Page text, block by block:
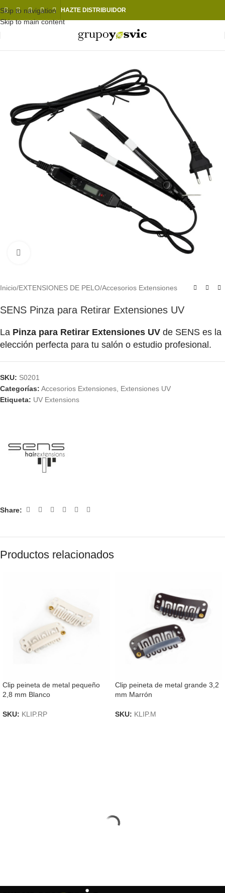
Skip to navigation
Skip to main content
HAZTE DISTRIBUIDOR
Inicio/EXTENSIONES DE PELO/Accesorios Extensiones
SENS Pinza para Retirar Extensiones UV
La Pinza para Retirar Extensiones UV de SENS es la
elección perfecta para tu salón o estudio profesional.
SKU: S0201
Categorías: Accesorios Extensiones Extensiones UV
Etiqueta: UV Extensions
Share:
Productos relacionados
Clip peineta de metal pequeño
2,8 mm Blanco
SKU: KLIP.RP
Clip peineta de metal grande 3,2
mm Marrón
SKU: KLIP.M